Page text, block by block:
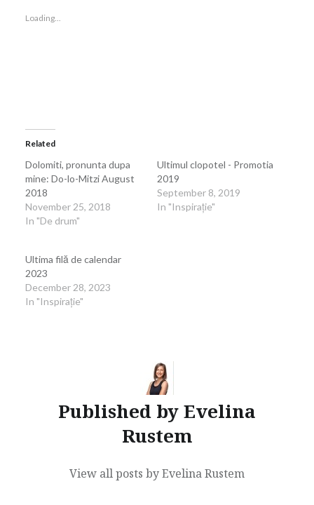
window)
Loading...
Related
Dolomiti, pronunta dupa
mine: Do-lo-Mitzi August
2018
November 25, 2018
In "De drum"
Ultimul clopotel - Promotia
2019
September 8, 2019
In "Inspirație"
Ultima filă de calendar
2023
December 28, 2023
In "Inspirație"
Published byEvelina
Rustem
View all posts by Evelina Rustem